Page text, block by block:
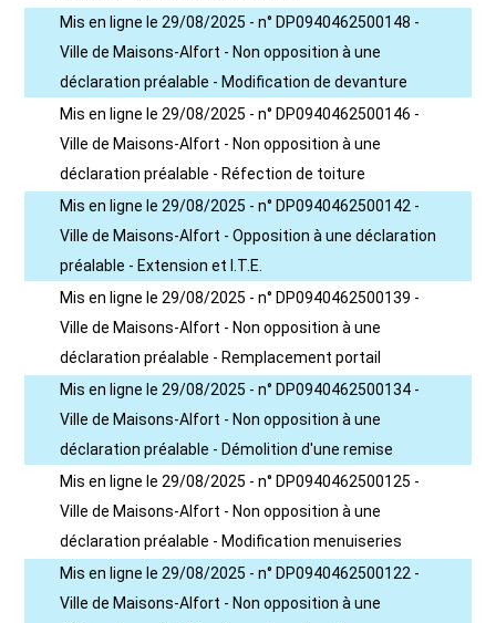
Mis en ligne le 29/08/2025 - n° DP0940462500148 -
Ville de Maisons-Alfort - Non opposition à une
déclaration préalable - Modification de devanture
Mis en ligne le 29/08/2025 - n° DP0940462500146 -
Ville de Maisons-Alfort - Non opposition à une
déclaration préalable - Réfection de toiture
Mis en ligne le 29/08/2025 - n° DP0940462500142 -
Ville de Maisons-Alfort - Opposition à une déclaration
préalable - Extension et I.T.E.
Mis en ligne le 29/08/2025 - n° DP0940462500139 -
Ville de Maisons-Alfort - Non opposition à une
déclaration préalable - Remplacement portail
Mis en ligne le 29/08/2025 - n° DP0940462500134 -
Ville de Maisons-Alfort - Non opposition à une
déclaration préalable - Démolition d'une remise
Mis en ligne le 29/08/2025 - n° DP0940462500125 -
Ville de Maisons-Alfort - Non opposition à une
déclaration préalable - Modification menuiseries
Mis en ligne le 29/08/2025 - n° DP0940462500122 -
Ville de Maisons-Alfort - Non opposition à une